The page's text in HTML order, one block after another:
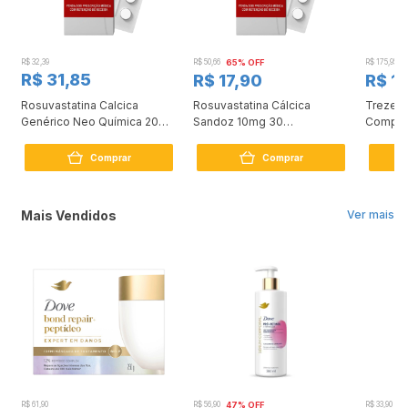
R$ 32,39
R$ 31,85
Rosuvastatina Calcica
Genérico Neo Química 20mg
Comprar
R$ 50,66 65% OFF
R$ 17,90
Rosuvastatina Cálcica
Sandoz 10mg 30
Comprar
R$ 175,95
R$
Ver mais
Mais Vendidos
R$ 61,90 R$ 56,90 47% OFF R$ 33,90